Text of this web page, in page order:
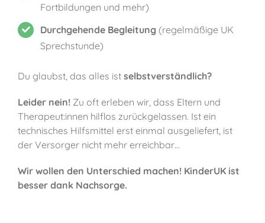
Fortbildungen und mehr)
Durchgehende Begleitung (regelmäßige UK
Sprechstunde)
Du glaubst, das alles ist selbstverständlich?
Leider nein! Zu oft erleben wir, dass Eltern und
Therapeut:innen hilflos zurückgelassen. Ist ein
technisches Hilfsmittel erst einmal ausgeliefert, ist
der Versorger nicht mehr erreichbar…
Wir wollen den Unterschied machen! KinderUK ist
besser dank Nachsorge.